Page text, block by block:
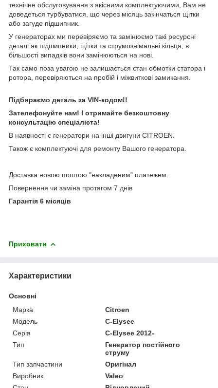
технічне обслуговування з якісними комплектуючими, Вам не
доведеться турбуватися, що через місяць закінчаться щітки
або загуде підшипник.
У генераторах ми перевіряємо та замінюємо такі ресурсні
деталі як підшипники, щітки та струмознімальні кільця, в
більшості випадків вони замінюються на нові.
Так само поза увагою не залишається стан обмотки статора і
ротора, перевіряються на пробій і міжвиткові замикання.
Підбираємо деталь за VIN-кодом!!
Зателефонуйте нам! І отримайте безкоштовну
консультацію спеціаліста!
В наявності є генератори на інші двигуни CITROEN.
Також є комплектуючі для ремонту Вашого генератора.
Доставка новою поштою "накладеним" платежем.
Повернення чи заміна протягом 7 днів
Гарантія 6 місяців
Приховати
Характеристики
Основні
Марка
Citroen
Модель
C-Elysee
Серія
C-Elysee 2012-
Тип
Генератор постійного
струму
Тип запчастини
Оригінал
Виробник
Valeo